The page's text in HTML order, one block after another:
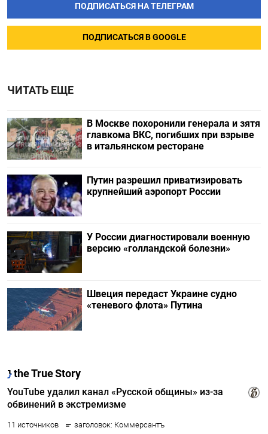
ПОДПИСАТЬСЯ НА ТЕЛЕГРАМ
ПОДПИСАТЬСЯ В GOOGLE
ЧИТАТЬ ЕЩЕ
В Москве похоронили генерала и зятя
главкома ВКС, погибших при взрыве
в итальянском ресторане
Путин разрешил приватизировать
крупнейший аэропорт России
У России диагностировали военную
версию «голландской болезни»
Швеция передаст Украине судно
«теневого флота» Путина